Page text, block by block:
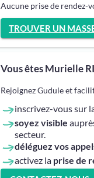
Aucune prise de rendez-
TROUVER UN
Vous êtes Murielle
Rejoignez Gudule et
inscrivez-vous sur
soyez visible
secteur.
déléguez vos
activez la prise de